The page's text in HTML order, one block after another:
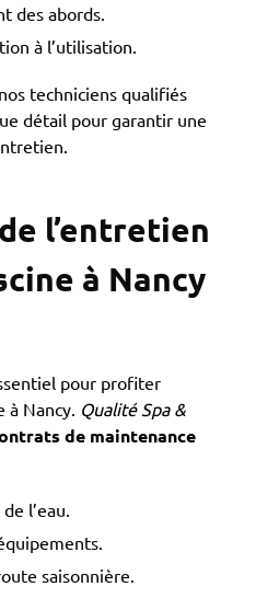
des abords.
à l’utilisation.
techniciens qualifiés
détail pour garantir une
l’entretien
à Nancy
pour profiter
à Nancy. Qualité Spa &
de maintenance
l’eau.
saisonnière.